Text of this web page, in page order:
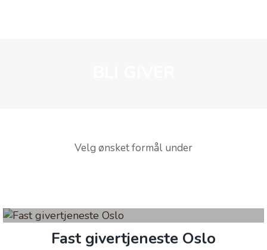
Velg ønsket formål under
Fast givertjeneste Oslo